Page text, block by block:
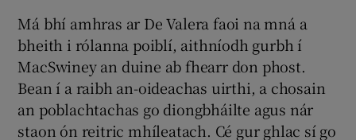
Má bhí amhras ar De Valera faoi na mná a
bheith i rólanna poiblí, aithníodh gurbh í
MacSwiney an duine ab fhearr don phost.
Bean í a raibh an-oideachas uirthi, a chosain
an poblachtachas go diongbháilte agus nár
staon ón reitric mhíleatach. Cé gur ghlac sí go